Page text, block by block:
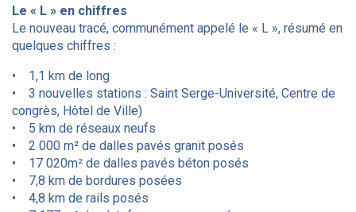
Le « L » en chiffres
Le nouveau tracé, communément appelé le « L », résumé en
quelques chiffres :
• 1,1 km de long
• 3 nouvelles stations : Saint Serge-Université, Centre de
congrès, Hôtel de Ville)
• 5 km de réseaux neufs
• 2 000 m² de dalles pavés granit posés
• 17 020m² de dalles pavés béton posés
• 7,8 km de bordures posées
• 4,8 km de rails posés